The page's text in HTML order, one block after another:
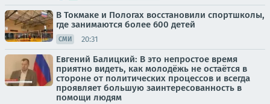
В Токмаке и Пологах восстановили спортшколы,
где занимаются более 600 детей
СМИ 20:31
Евгений Балицкий: В это непростое время
приятно видеть, как молодёжь не остаётся в
стороне от политических процессов и всегда
проявляет большую заинтересованность в
помощи людям